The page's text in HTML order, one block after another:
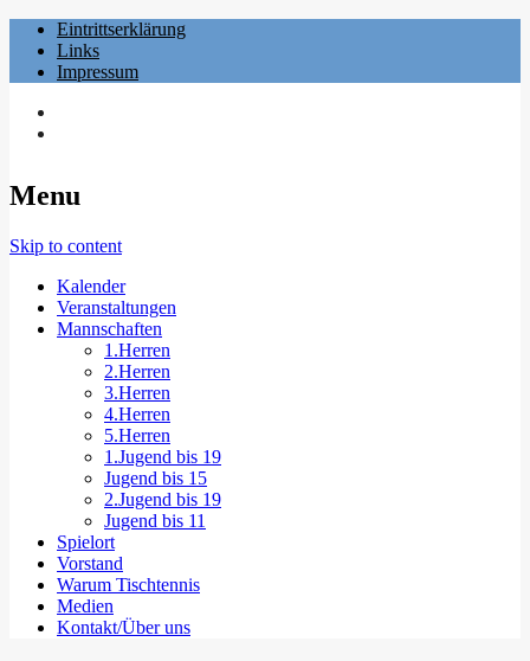
Eintrittserklärung
Links
Impressum
Menu
Skip to content
Kalender
Veranstaltungen
Mannschaften
1.Herren
2.Herren
3.Herren
4.Herren
5.Herren
1.Jugend bis 19
Jugend bis 15
2.Jugend bis 19
Jugend bis 11
Spielort
Vorstand
Warum Tischtennis
Medien
Kontakt/Über uns